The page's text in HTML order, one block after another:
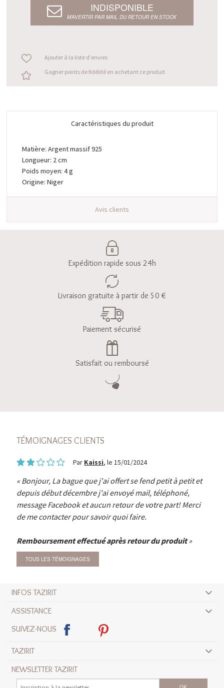
INDISPONIBLE
M’AVERTIR PAR MAIL DU RETOUR EN STOCK
Ajouter à la liste d'envies
Gagner points de fidélité en achetant ce produit
Caractéristiques du produit
Matière: Argent massif 925
Longueur: 2 cm
Poids moyen: 4 g
Origine: Niger
Avis clients
Expédition rapide sous 24h
Livraison gratuite à partir de 50 €
Paiement sécurisé
Satisfait ou remboursé
TÉMOIGNAGES CLIENTS
Par Kaissi, le 15/01/2024
Bonjour, La bague que j'ai offert se fend petit à petit et
depuis début décembre j'ai envoyé mail, téléphoné,
message Facebook et aucun retour de votre part! Merci
de me contacter pour savoir quoi faire.
Remboursement effectué après retour du produit
TOUS LES TÉMOIGNAGES
INFOS TAZIRIT
ASSISTANCE
SUIVEZ-NOUS
TAZIRIT
NEWSLETTER TAZIRIT